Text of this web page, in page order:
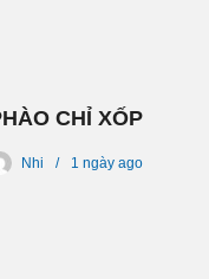
CHỈ XỐP
Nhi 1 ngày ago